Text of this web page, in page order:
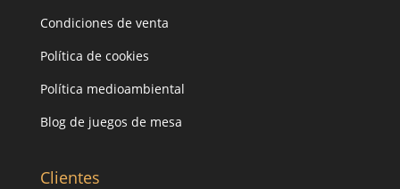
Condiciones de venta
Política de cookies
Política medioambiental
Blog de juegos de mesa
Clientes